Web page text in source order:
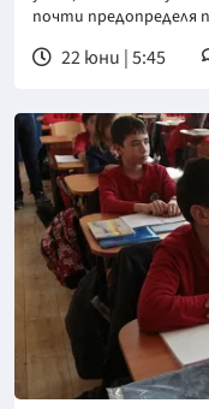
почти предопределя
22 юни | 5:45